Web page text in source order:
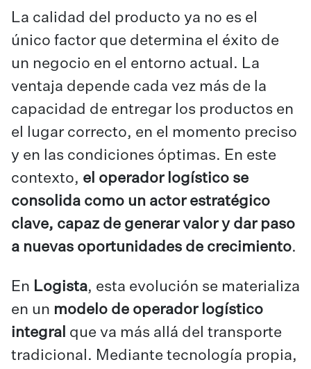
La calidad del producto ya no es el
único factor que determina el éxito de
un negocio en el entorno actual. La
ventaja depende cada vez más de la
capacidad de entregar los productos en
el lugar correcto, en el momento preciso
y en las condiciones óptimas. En este
contexto, el operador logístico se
consolida como un actor estratégico
clave, capaz de generar valor y dar paso
a nuevas oportunidades de crecimiento.
En Logista, esta evolución se materializa
en un modelo de operador logístico
integral que va más allá del transporte
tradicional. Mediante tecnología propia,